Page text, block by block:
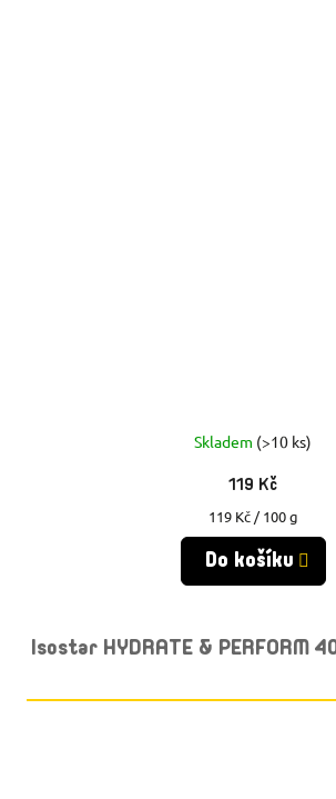
Skladem (>10 ks)
119 Kč
Měrná
cena:
119 Kč / 100 g
Do košíku
Isostar HYDRATE & PERFORM